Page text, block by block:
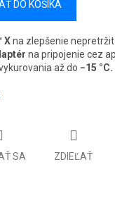
DO KOŠÍKA
Xna zlepšenie
na pripojenie cez
až do −15 °C.
SA ZDIEĽAŤ